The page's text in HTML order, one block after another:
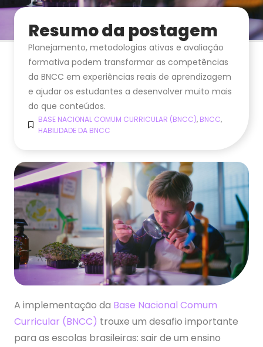
Resumo da postagem
Planejamento, metodologias ativas e avaliação
formativa podem transformar as competências
da BNCC em experiências reais de aprendizagem
e ajudar os estudantes a desenvolver muito mais
do que conteúdos.
BASE NACIONAL COMUM CURRICULAR (BNCC), BNCC,
HABILIDADE DA BNCC
A implementação da Base Nacional Comum
Curricular (BNCC) trouxe um desafio importante
para as escolas brasileiras: sair de um ensino